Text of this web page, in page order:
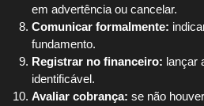
em advertência ou cancelar.
Comunicar formalmente:
fundamento.
Registrar no financeiro: lançar
identificável.
Avaliar cobrança: se não